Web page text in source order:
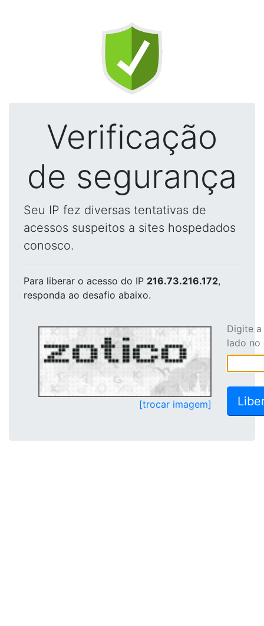
Verificação
de segurança
Seu IP fez diversas tentativas de
acessos suspeitos a sites hospedados
conosco.
Para liberar o acesso do IP 216.73.216.172,
responda ao desafio abaixo.
[trocar imagem]
Digite
lado no